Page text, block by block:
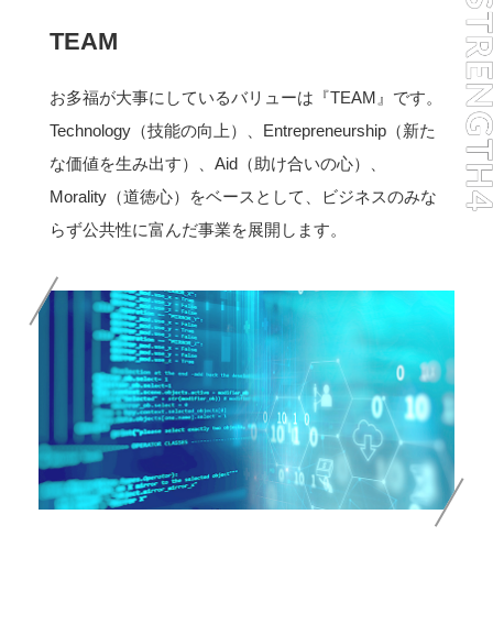
TEAM
お多福が大事にしているバリューは『TEAM』です。
Technology（技能の向上）、Entrepreneurship（新た
な価値を生み出す）、Aid（助け合いの心）、
Morality（道徳心）をベースとして、ビジネスのみな
らず公共性に富んだ事業を展開します。